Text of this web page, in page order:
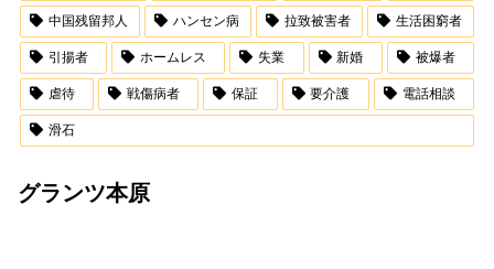
中国残留邦人 ハンセン病 拉致被害者 生活困窮者
引揚者 ホームレス 失業 新婚 被爆者
虐待 戦傷病者 保証 要介護 電話相談
滑石
グランツ本原